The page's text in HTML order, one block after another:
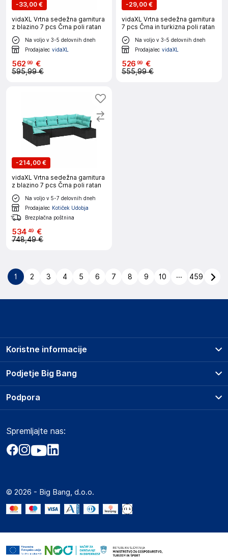
-33,00 €
vidaXL Vrtna sedežna garnitura
z blazino 7 pcs Črna poli ratan
Na voljo v 3-5 delovnih dneh
Prodajalec vidaXL
562 99 €
595,99 €
-29,00 €
vidaXL Vrtna sedežna garnitura
7 pcs Črna in turkizna poli ratan
Na voljo v 3-5 delovnih dneh
Prodajalec vidaXL
526 99 €
555,99 €
-214,00 €
vidaXL Vrtna sedežna garnitura
z blazino 7 pcs Črna poli ratan
Na voljo v 5-7 delovnih dneh
Prodajalec Kotiček Udobja
Brezplačna poštnina
534 49 €
748,49 €
1 2 3 4 5 6 7 8 9 10 ... 459
Podjetje Big Bang
O podjetju
Obvestila za javnost
Akt o digitalnih storitvah
Marketplace za partnerje
Novosti
Koristne informacije
Prodajna mesta
Storitve
Dostava, vnos in odvoz
Zavarovanje izdelkov
Podpora
Marketplace
Kako oddati naročilo?
Spremljajte nas:
© 2026 - Big Bang, d.o.o.